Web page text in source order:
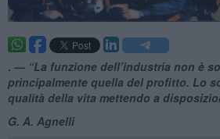
. — “La funzione dell’industria non è
principalmente quella del profitto. Lo
qualità della vita mettendo a
G. A. Agnelli